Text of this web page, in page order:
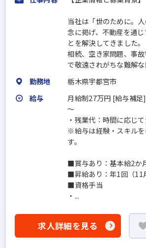
当社は「世のために。
念に掲げ、不動産を通
とを解決してきました。
相続、空き家問題、事
で敬遠されがちな難解
勤務地
栃木県宇都宮市
給与
月給制27万円 [給与補
～
・残業代：時間に応じ
※給与は経験・スキルを
す。
■賞与あり：基本給2か
■昇給あり：年1回（11
■資格手当
・...
求人詳細を見る